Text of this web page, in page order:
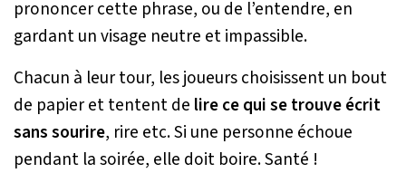
prononcer cette phrase, ou de l’entendre, en
gardant un visage neutre et impassible.
Chacun à leur tour, les joueurs choisissent un bout
de papier et tentent de lire ce qui se trouve écrit
sans sourire, rire etc. Si une personne échoue
pendant la soirée, elle doit boire. Santé !